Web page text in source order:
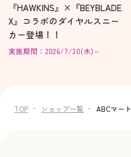
『HAWKINS』×『BEYBLADE
X』コラボのダイヤルスニー
カー登場！！
実施期間：2026/7/30(木)～
TOP ショップ一覧 ABCマート